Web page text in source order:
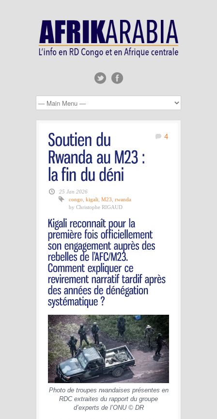
4
25 Jan 2026
congo kigali M23 rwanda
by Christophe RIGAUD
Photo de troupes rwandaises présentes en
RDC extraites du rapport du groupe
d’experts de l’ONU © DR